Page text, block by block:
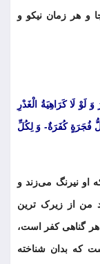
و هر زمان نیکو و
لَوْ لَا کَرَاهِیَةُ الْغَدْرِ
فُجَرَةٍ کُفَرَةٌ- وَ لِکُلِّ
او نیرنگ می‌زند و
من از زیرک ترین
گناهی کفر است،
که بدان شناخته